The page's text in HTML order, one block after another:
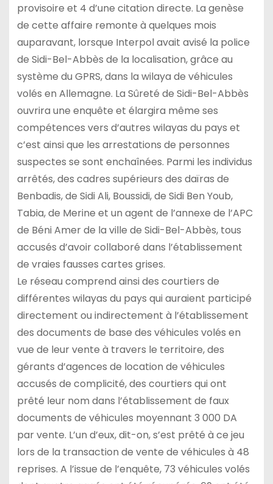
provisoire et 4 d’une citation directe. La genèse
de cette affaire remonte à quelques mois
auparavant, lorsque Interpol avait avisé la police
de Sidi-Bel-Abbès de la localisation, grâce au
système du GPRS, dans la wilaya de véhicules
volés en Allemagne. La Sûreté de Sidi-Bel-Abbès
ouvrira une enquête et élargira même ses
compétences vers d’autres wilayas du pays et
c’est ainsi que les arrestations de personnes
suspectes se sont enchaînées. Parmi les individus
arrêtés, des cadres supérieurs des daïras de
Benbadis, de Sidi Ali, Boussidi, de Sidi Ben Youb,
Tabia, de Merine et un agent de l’annexe de l’APC
de Béni Amer de la ville de Sidi-Bel-Abbès, tous
accusés d’avoir collaboré dans l’établissement
de vraies fausses cartes grises.
Le réseau comprend ainsi des courtiers de
différentes wilayas du pays qui auraient participé
directement ou indirectement à l’établissement
des documents de base des véhicules volés en
vue de leur vente à travers le territoire, des
gérants d’agences de location de véhicules
accusés de complicité, des courtiers qui ont
prêté leur nom dans l’établissement de faux
documents de véhicules moyennant 3 000 DA
par vente. L’un d’eux, dit-on, s’est prêté à ce jeu
lors de la transaction de vente de véhicules à 48
reprises. A l’issue de l’enquête, 73 véhicules volés